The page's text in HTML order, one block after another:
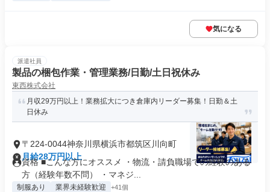
気になる
派遣社員
製品の梱包作業・管理業務/日勤/土日祝休み
東西株式会社
月収29万円以上！業務拡大につき倉庫内リーダー募集！日勤＆土
日休み
〒224-0044神奈川県横浜市都筑区川向町
月給28万円以上
資格 ■こんな方にオススメ ・物流・請負職場での経験のある
方（経験年数不問） ・マネジ...
制服あり 業界未経験歓迎 +41個